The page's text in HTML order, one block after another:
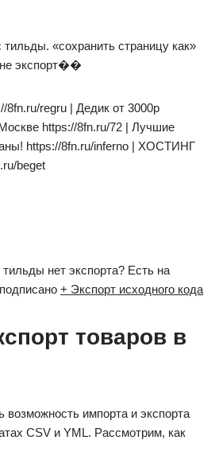
тильды. «сохранить страницу как»
не экспорт��
8fn.ru/regru | Дедик от 3000р
https://8fn.ru/72 | Лучшие
https://8fn.ru/inferno | ХОСТИНГ
beget
тильды нет экспорта? Есть на
+ Экспорт исходного кода
товаров в
возможность импорта и экспорта
CSV и YML. Рассмотрим, как